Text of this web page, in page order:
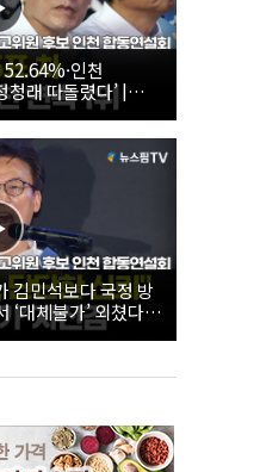
인천
래 따돌렸다’ |
대표·최고위원 후
김민석보다 국정 방
대체불가’ 외쳤다 |
대표·최고위원 후